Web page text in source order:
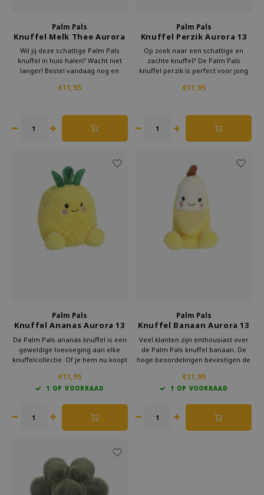
Palm Pals
Knuffel Melk Thee Aurora
13 cm
Wil jij deze schattige Palm Pals
knuffel in huis halen? Wacht niet
langer! Bestel vandaag nog en
knuffelbare vriend. Perfect als
€11,95
Palm Pals
Knuffel Perzik Aurora 13
cm
Op zoek naar een schattige en
zachte knuffel? De Palm Pals
knuffel perzik is perfect voor jong
past hij perfect in je hand. Ideaal
€11,95
Palm Pals
Knuffel Ananas Aurora 13
cm
De Palm Pals ananas knuffel is een
geweldige toevoeging aan elke
knuffelcollectie. Of je hem nu koopt
cadeau, deze knuffel zal zeker in
de smaak vallen. Bestel nu en
€11,95
1 OP VOORRAAD
Palm Pals
Knuffel Banaan Aurora 13
cm
Veel klanten zijn enthousiast over
de Palm Pals knuffel banaan. De
hoge beoordelingen bevestigen de
product. Gebruikers waarderen
vooral het handige formaat en de
€11,95
1 OP VOORRAAD